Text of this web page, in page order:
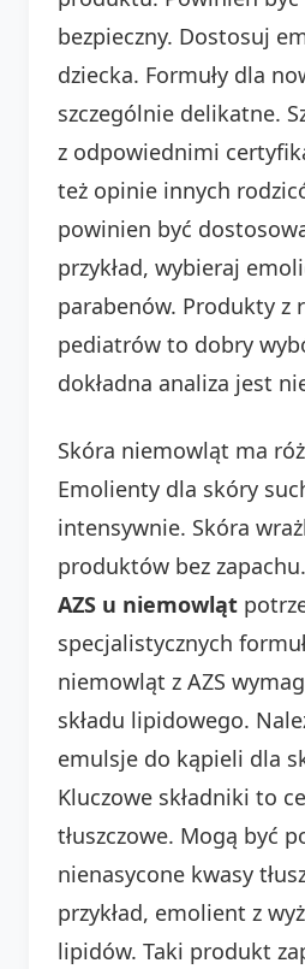
bezpieczny. Dostosuj
dziecka. Formuły dla
szczególnie delikatne.
z odpowiednimi
też opinie innych
powinien być
przykład, wybieraj
parabenów. Produkty z
pediatrów to dobry
dokładna analiza jest
Skóra niemowląt ma
Emolienty dla skóry
intensywnie. Skóra
produktów bez zapachu.
AZS u niemowląt
specjalistycznych
niemowląt z AZS
składu lipidowego.
emulsje do kąpieli dla
Kluczowe składniki to
tłuszczowe. Mogą być
nienasycone kwasy
przykład, emolient z
lipidów. Taki produkt